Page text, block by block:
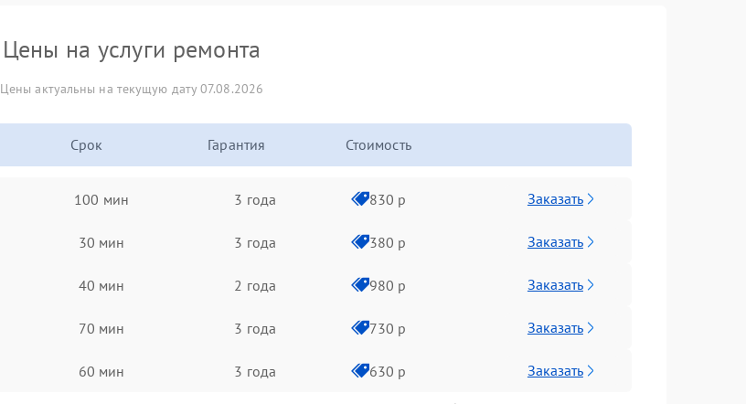
Цены на услуги ремонта
Цены актуальны на текущую дату 07.08.2026
Срок Гарантия Стоимость
100 мин 3 года 830 р Заказать
30 мин 3 года 380 р Заказать
40 мин 2 года 980 р Заказать
70 мин 3 года 730 р Заказать
60 мин 3 года 630 р Заказать